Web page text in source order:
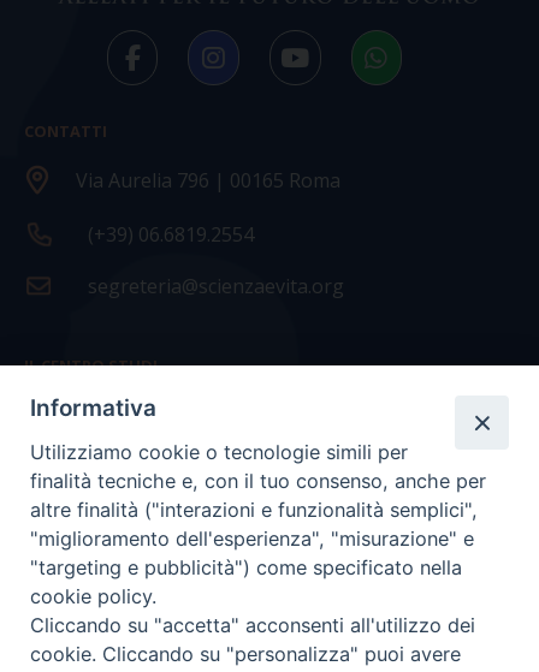
CONTATTI
Via Aurelia 796 | 00165 Roma
(+39) 06.6819.2554
segreteria@scienzaevita.org
IL CENTRO STUDI
La nostra storia
Statuto
Presidenza e ufficio presidenza
Consiglio scientifico
Coordinamento nazionale
Informativa
Utilizziamo cookie o tecnologie simili per
finalità tecniche e, con il tuo consenso, anche per
altre finalità ("interazioni e funzionalità semplici",
"miglioramento dell'esperienza", "misurazione" e
"targeting e pubblicità") come specificato nella
cookie policy.
Cliccando su "accetta" acconsenti all'utilizzo dei
cookie. Cliccando su "personalizza" puoi avere